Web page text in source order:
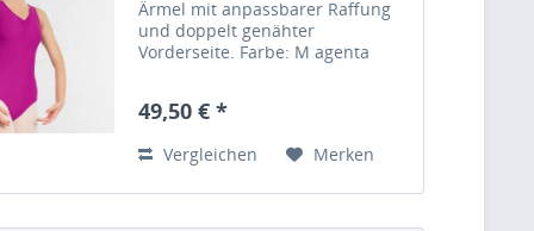
Ärmel mit anpassbarer Raffung
und doppelt genähter
Vorderseite. Farbe: M agenta
49,50 € *
Vergleichen Merken